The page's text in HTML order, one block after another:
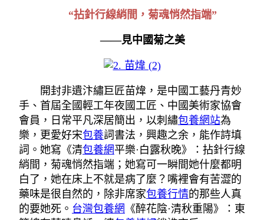
“拈針行線綃間，菊魂悄然指端”
——見中國菊之美
開封非遺汴繡巨匠苗煒，是中國工藝丹青妙
手、首屆全國輕工年夜國工匠、中國美術家協會
會員，日常平凡深居簡出，以刺繡包養網站為
樂，更愛好宋包養詞書法，興趣之余，能作詩填
詞。她寫《清包養網平樂·白露秋晚》：拈針行線
綃間，菊魂悄然指端；她寫可一瞬間她什麼都明
白了，她在床上不就是病了麼？嘴裡會有苦澀的
藥味是很自然的，除非席家包養行情的那些人真
的要她死。 台灣包養網 《醉花陰·清秋重陽》：東